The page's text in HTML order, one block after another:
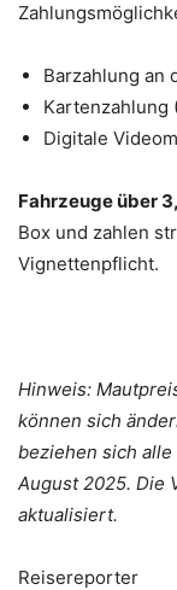
Barzahlung an
Kartenzahlung
Digitale
Fahrzeuge über
Box und zahlen
Vignettenpflicht.
Hinweis:
können sich
beziehen sich
August 2025. Die
aktualisiert.
Reisereporter